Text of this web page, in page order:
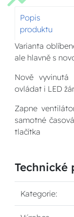
Popis
produktu
Varianta
ale hlavně s
Nově vyvinutá
ovládat i LED
Zapne
samotné
tlačítka
Technické
Kategorie: